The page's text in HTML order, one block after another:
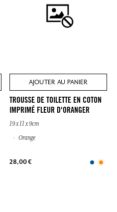
AJOUTER AU PANIER
TROUSSE DE TOILETTE EN COTON
IMPRIMÉ FLEUR D'ORANGER
19 x 11 x 9cm
Orange
28,00 €